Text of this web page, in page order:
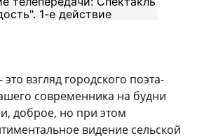
взгляд городского поэта-
современника на будни
доброе, но при этом
видение сельской